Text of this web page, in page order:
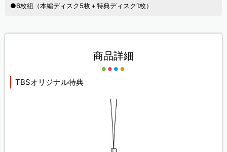
●6枚組（本編ディスク5枚＋特典ディスク1枚）
商品詳細
TBSオリジナル特典